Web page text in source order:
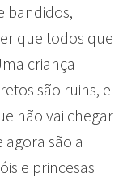
bandidos,
que todos que
criança
são ruins, e
não vai chegar
são a
e princesas